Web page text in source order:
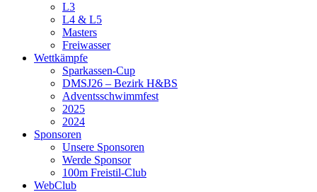
L3
L4 & L5
Masters
Freiwasser
Wettkämpfe
Sparkassen-Cup
DMSJ26 – Bezirk H&BS
Adventsschwimmfest
2025
2024
Sponsoren
Unsere Sponsoren
Werde Sponsor
100m Freistil-Club
WebClub